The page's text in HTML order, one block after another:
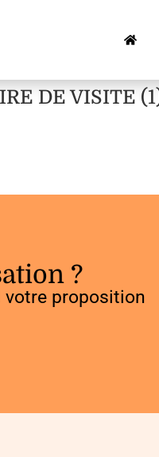
DE VISITE
?
votre proposition